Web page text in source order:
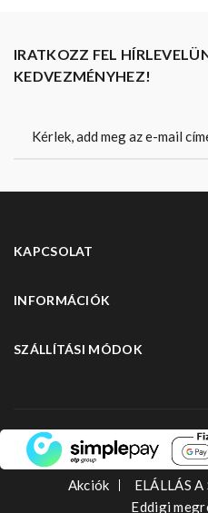
IRATKOZZ FEL
KEDVEZMÉNYHEZ!
KAPCSOLAT
INFORMÁCIÓK
SZÁLLÍTÁSI MÓDOK
Akciók
ELÁLLÁS
Eddigi